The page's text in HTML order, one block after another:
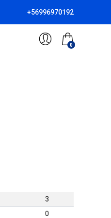
+56996970192
0
3
0